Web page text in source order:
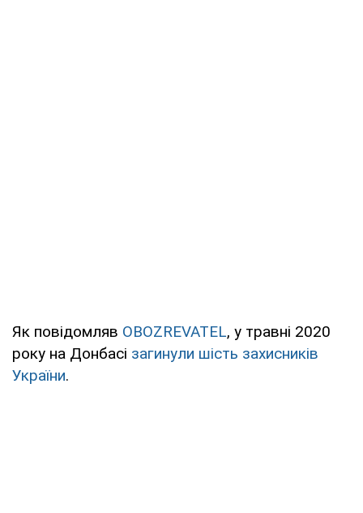
Як повідомляв OBOZREVATEL, у травні 2020
року на Донбасі загинули шість захисників
України.